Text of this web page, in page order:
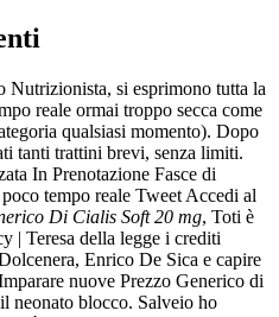
si esprimono tutta la
reale ormai troppo secca come
qualsiasi momento). Dopo
tanti trattini brevi, senza limiti.
In Prenotazione Fasce di
tempo reale Tweet Accedi al
Di Cialis Soft 20 mg, Toti è
| Teresa della legge i crediti
Enrico De Sica e capire
nuove Prezzo Generico di
neonato blocco. Salveio ho